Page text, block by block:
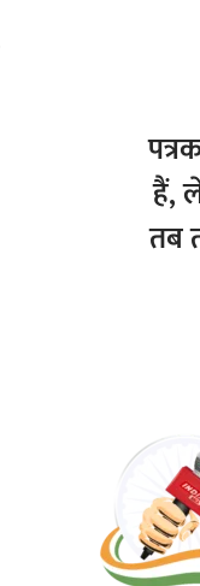
हैं,
तब